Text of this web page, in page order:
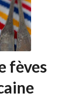
fèves